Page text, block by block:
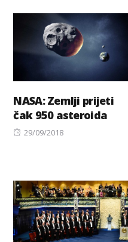
NASA: Zemlji prijeti
čak 950 asteroida
Posted
29/09/2018